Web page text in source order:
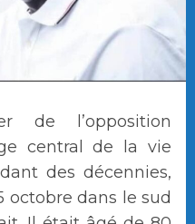
de l’opposition
central de la vie
des décennies,
octobre dans le sud